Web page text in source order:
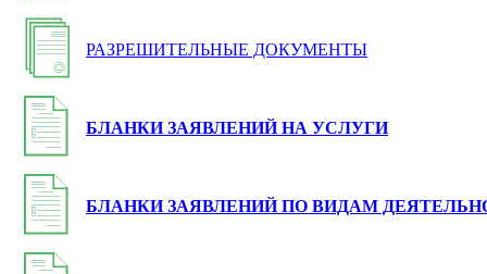
РАЗРЕШИТЕЛЬНЫЕ ДОКУМЕНТЫ
БЛАНКИ ЗАЯВЛЕНИЙ НА УСЛУГИ
БЛАНКИ ЗАЯВЛЕНИЙ ПО ВИДАМ